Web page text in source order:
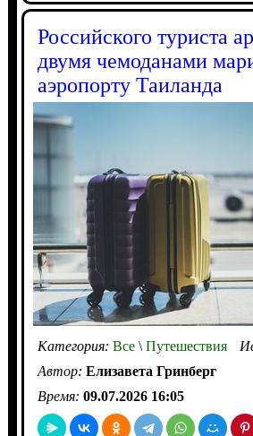
Российского туриста
двумя чемоданами
аэропорту Таиланда
Категория: Все\Путешествия
Автор: Елизавета Гринберг
Время: 09.07.2026 16:05